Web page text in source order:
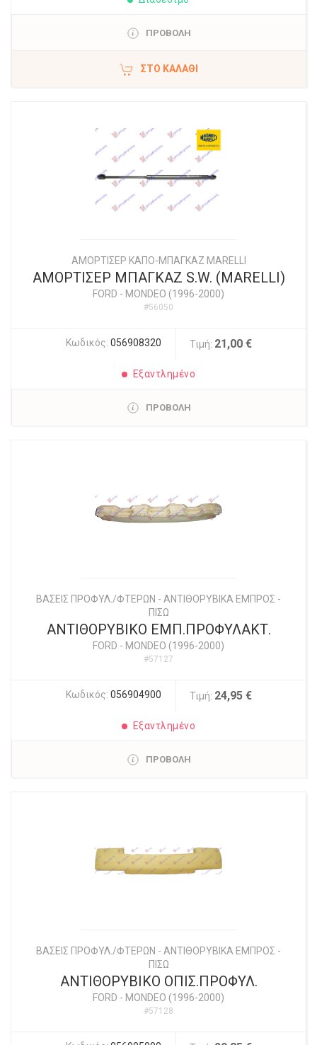
ΠΡΟΒΟΛΗ
ΣΤΟ ΚΑΛΆΘΙ
ΑΜΟΡΤΙΣΕΡ ΚΑΠΟ-ΜΠΑΓΚΑΖ MARELLI
ΑΜΟΡΤΙΣΕΡ ΜΠΑΓΚΑΖ S.W. (MARELLI)
FORD - MONDEO (1996-2000)
#56050
Κωδικός: 056908320 Τιμή: 21,00 €
Εξαντλημένο
ΠΡΟΒΟΛΗ
ΒΑΣΕΙΣ ΠΡΟΦΥΛ./ΦΤΕΡΩΝ - ΑΝΤΙΘΟΡΥΒΙΚΑ ΕΜΠΡΟΣ -
ΠΙΣΩ
ΑΝΤΙΘΟΡΥΒΙΚΟ ΕΜΠ.ΠΡΟΦΥΛΑΚΤ.
FORD - MONDEO (1996-2000)
#57127
Κωδικός: 056904900 Τιμή: 24,95 €
Εξαντλημένο
ΠΡΟΒΟΛΗ
ΒΑΣΕΙΣ ΠΡΟΦΥΛ./ΦΤΕΡΩΝ - ΑΝΤΙΘΟΡΥΒΙΚΑ ΕΜΠΡΟΣ -
ΠΙΣΩ
ΑΝΤΙΘΟΡΥΒΙΚΟ ΟΠΙΣ.ΠΡΟΦΥΛ.
FORD - MONDEO (1996-2000)
#57128